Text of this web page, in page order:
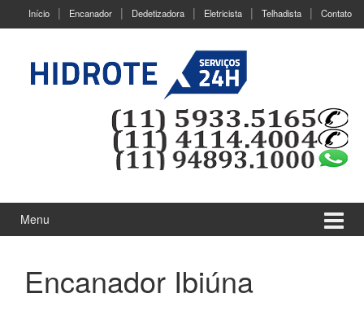
Início Encanador Dedetizadora Eletricista Telhadista Contato
Menu
Encanador Ibiúna